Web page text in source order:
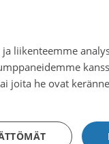
resursseja
he ovat
liikenteemme
joita he ovat